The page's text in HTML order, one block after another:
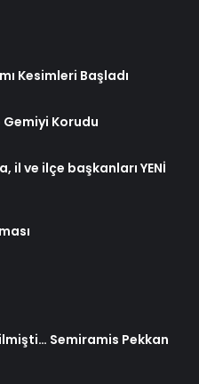
Kesimleri Başladı
Gemiyi Korudu
il ve ilçe başkanları YENİ
Semiramis Pekkan